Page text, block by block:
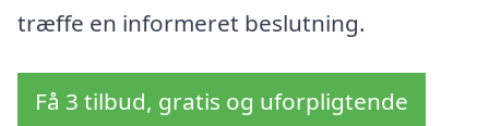
træffe en informeret beslutning.
Få 3 tilbud, gratis og uforpligtende